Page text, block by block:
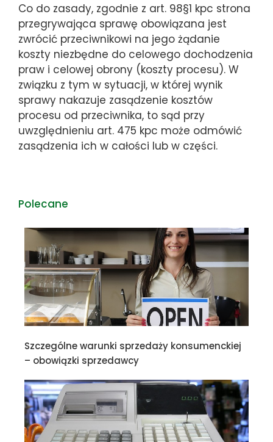
Co do zasady, zgodnie z art. 98§1 kpc strona
przegrywająca sprawę obowiązana jest
zwrócić przeciwnikowi na jego żądanie
koszty niezbędne do celowego dochodzenia
praw i celowej obrony (koszty procesu). W
związku z tym w sytuacji, w której wynik
sprawy nakazuje zasądzenie kosztów
procesu od przeciwnika, to sąd przy
uwzględnieniu art. 475 kpc może odmówić
zasądzenia ich w całości lub w części.
Polecane
Szczególne warunki sprzedaży konsumenckiej
– obowiązki sprzedawcy